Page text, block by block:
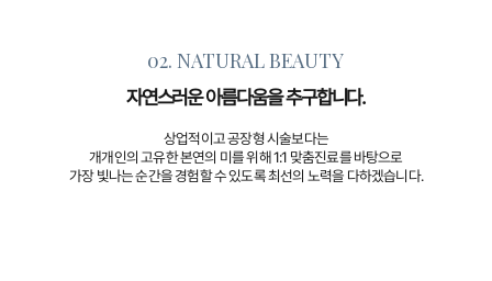
02. NATURAL BEAUTY
자연스러운 아름다움을 추구합니다.
상업적이고 공장형 시술보다는
개개인의 고유한 본연의 미를 위해 1:1 맞춤진료를 바탕으로
가장 빛나는 순간을 경험할 수 있도록 최선의 노력을 다하겠습니다.